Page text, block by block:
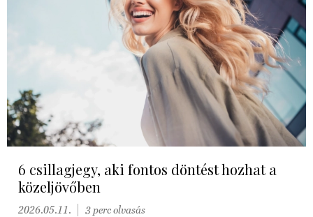
6 csillagjegy, aki fontos döntést hozhat a
közeljövőben
2026.05.11. 3 perc olvasás